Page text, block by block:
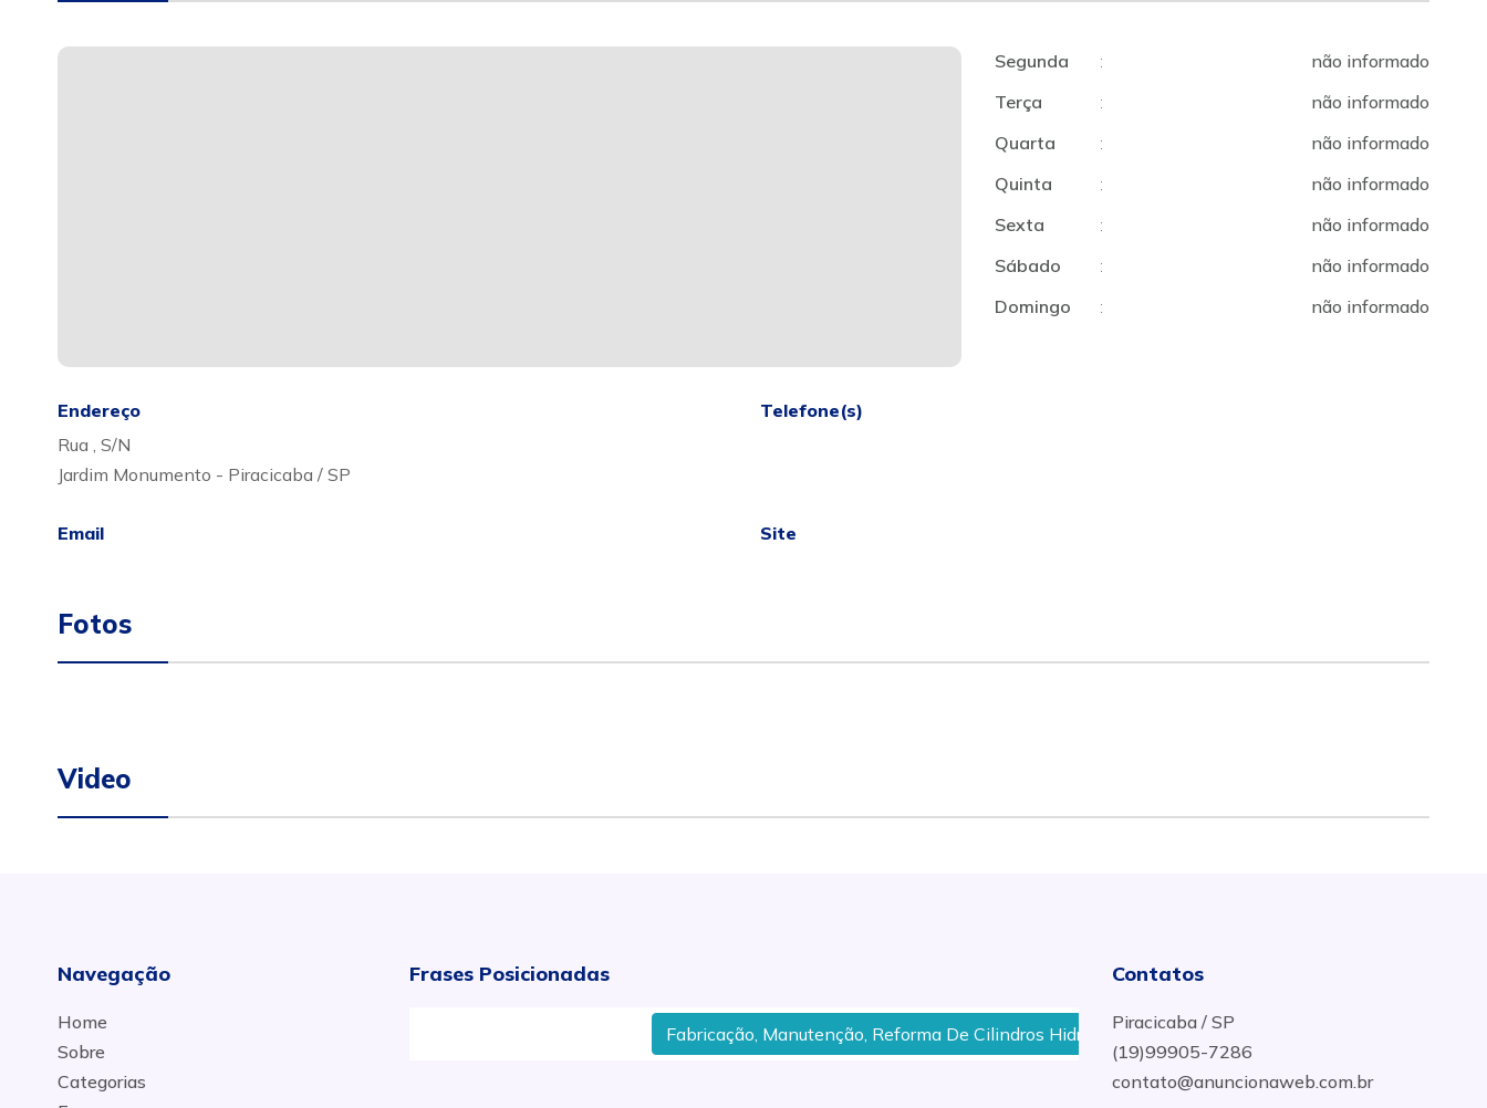
Segunda :
não informado
Terça
:
não informado
Quarta
:
não informado
Quinta
:
não informado
Sexta
:
não informado
Sábado
:
não informado
Domingo
: não informado
Endereço
Rua , S/N
Jardim Monumento - Piracicaba / SP
Telefone(s)
Email Site
Fotos
Video
Navegação
Home
Sobre
Categorias
Frases Posicionadas
Fabricação, Manutenção, Reforma De Cilindros Hidráulicos Industriais em Paranaguá, PR
Contatos
Piracicaba / SP
(19)99905-7286
contato@anuncionaweb.com.br